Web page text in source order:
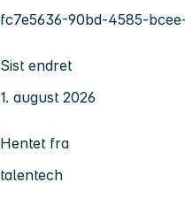
fc7e5636-90bd-4585-
Sist endret
1. august 2026
Hentet fra
talentech